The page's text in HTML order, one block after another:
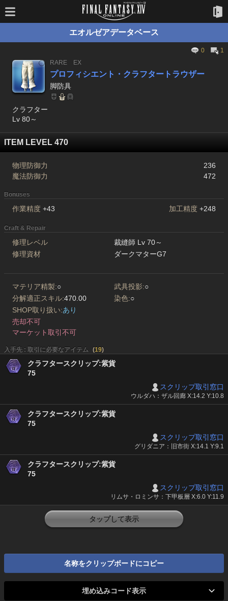
エオルゼアデータベース
0
1
RARE
EX
プロフィシエント・クラフタートラウザー
脚防具
クラフター
Lv 80～
ITEM LEVEL 470
物理防御力
236
魔法防御力
472
Bonuses
作業精度 +43 加工精度 +248
Craft & Repair
修理レベル
裁縫師 Lv 70～
修理資材
ダークマターG7
マテリア精製:○ 武具投影:○
分解適正スキル:470.00 染色:○
SHOP取り扱い:あり
売却不可
マーケット取引不可
入手先 : 取引に必要なアイテム (19)
クラフタースクリップ:紫貨
75
スクリップ取引窓口
ウルダハ：ザル回廊 X:14.2 Y:10.8
クラフタースクリップ:紫貨
75
スクリップ取引窓口
グリダニア：旧市街 X:14.1 Y:9.1
クラフタースクリップ:紫貨
75
スクリップ取引窓口
リムサ・ロミンサ：下甲板層 X:6.0 Y:11.9
タップして表示
名称をクリップボードにコピー
埋め込みコード表示